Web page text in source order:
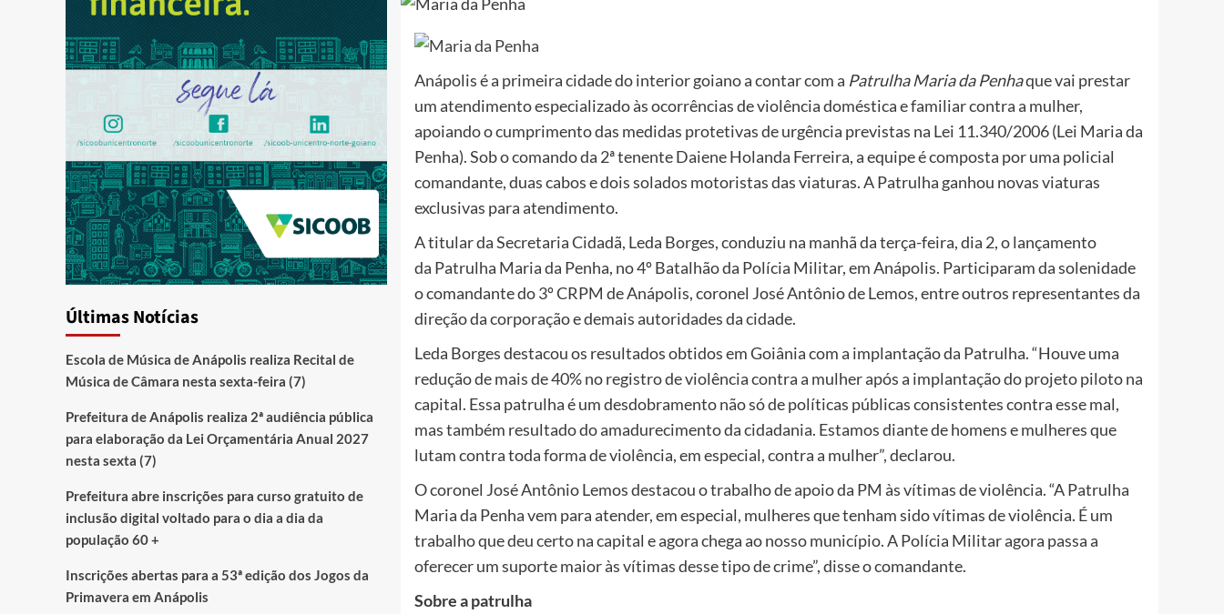
Anápolis é a primeira cidade do interior goiano a contar com a Patrulha Maria da Penhaque vai prestar
um atendimento especializado às ocorrências de violência doméstica e familiar contra a mulher,
apoiando o cumprimento das medidas protetivas de urgência previstas na Lei 11.340/2006 (Lei Maria da
Penha). Sob o comando da 2ª tenente Daiene Holanda Ferreira, a equipe é composta por uma policial
comandante, duas cabos e dois solados motoristas das viaturas. A Patrulha ganhou novas viaturas
exclusivas para atendimento.
A titular da Secretaria Cidadã, Leda Borges, conduziu na manhã da terça-feira, dia 2, o lançamento
da Patrulha Maria da Penha, no 4º Batalhão da Polícia Militar, em Anápolis. Participaram da solenidade
o comandante do 3º CRPM de Anápolis, coronel José Antônio de Lemos, entre outros representantes da
direção da corporação e demais autoridades da cidade.
Leda Borges destacou os resultados obtidos em Goiânia com a implantação da Patrulha. “Houve uma
redução de mais de 40% no registro de violência contra a mulher após a implantação do projeto piloto na
capital. Essa patrulha é um desdobramento não só de políticas públicas consistentes contra esse mal,
mas também resultado do amadurecimento da cidadania. Estamos diante de homens e mulheres que
lutam contra toda forma de violência, em especial, contra a mulher”, declarou.
O coronel José Antônio Lemos destacou o trabalho de apoio da PM às vítimas de violência. “A Patrulha
Maria da Penha vem para atender, em especial, mulheres que tenham sido vítimas de violência. É um
trabalho que deu certo na capital e agora chega ao nosso município. A Polícia Militar agora passa a
oferecer um suporte maior às vítimas desse tipo de crime”, disse o comandante.
Sobre a patrulha
Últimas Notícias
Escola de Música de Anápolis realiza Recital de
Música de Câmara nesta sexta-feira (7)
Prefeitura de Anápolis realiza 2ª audiência pública
para elaboração da Lei Orçamentária Anual 2027
nesta sexta (7)
Prefeitura abre inscrições para curso gratuito de
inclusão digital voltado para o dia a dia da
população 60 +
Inscrições abertas para a 53ª edição dos Jogos da
Primavera em Anápolis